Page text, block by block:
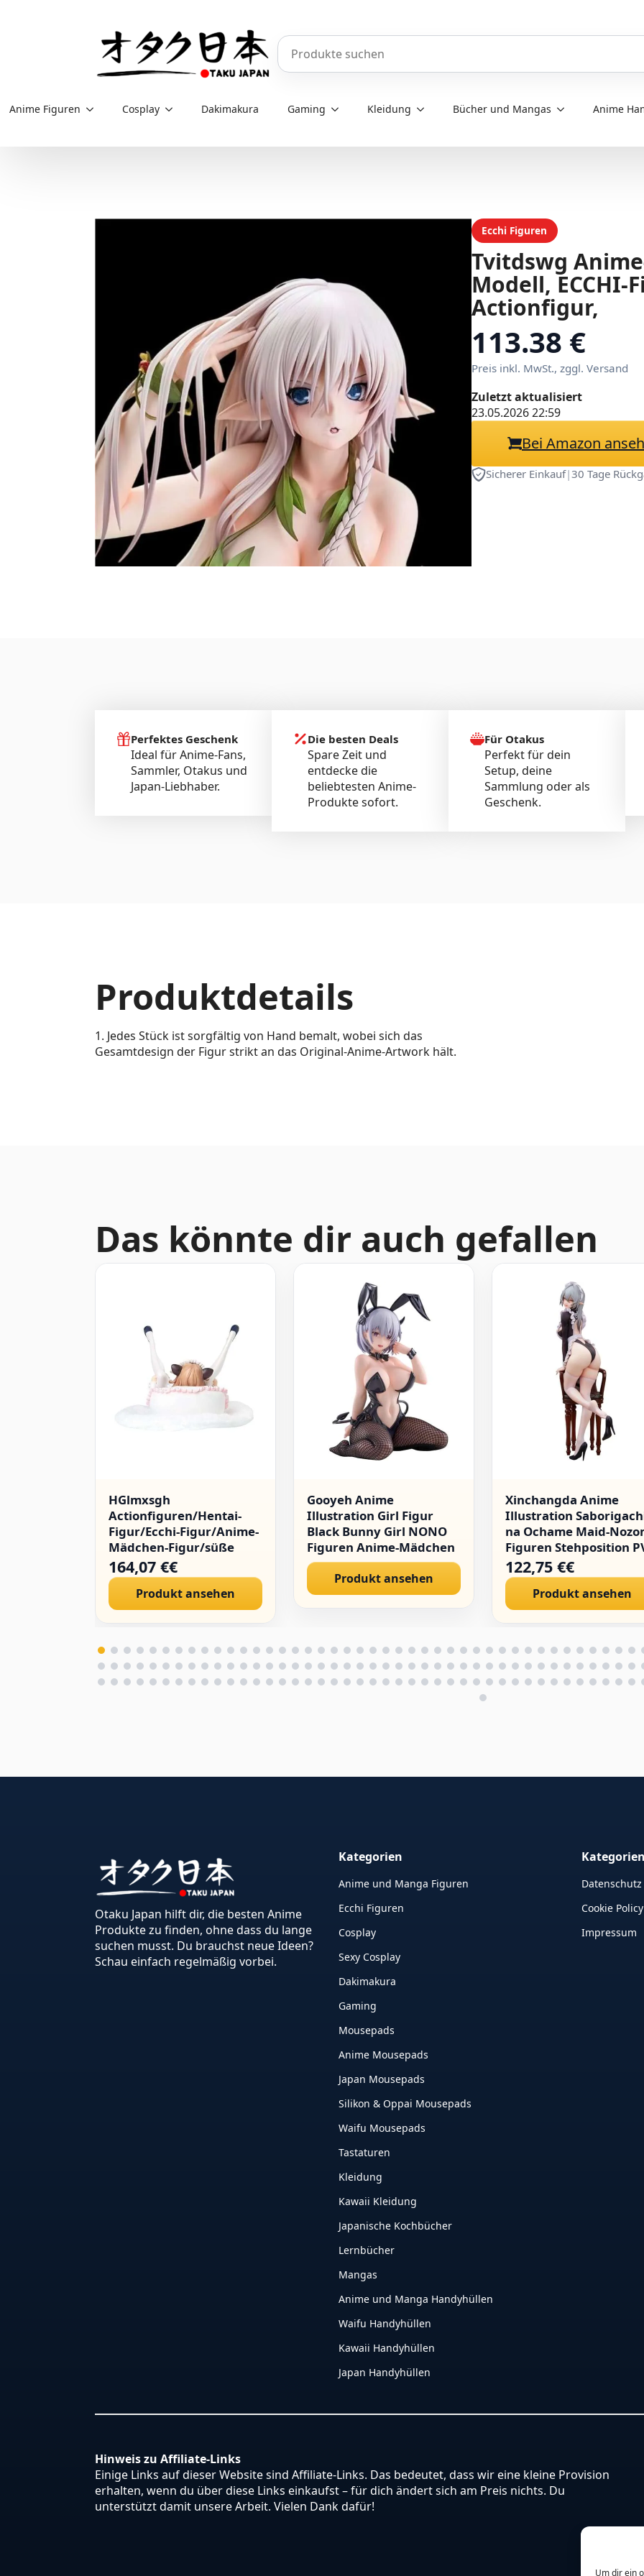
Um dir ein
Produkte durchsuchen
Anime Figuren Cosplay Dakimakura Gaming Kleidung Bücher und Mangas Anime
Ecchi Figuren
Tvitdswg
Modell, ECCHI-
Actionfigur,
(abnehmbare
113.38 €
Preis inkl. MwSt., zggl. Versand
Zuletzt aktualisiert
23.05.2026 22:59
Bei Amazon
Sicherer Einkauf|30 Tage
Perfektes Geschenk
Ideal für Anime-Fans,
Sammler, Otakus und
Japan-Liebhaber.
Die besten Deals
Spare Zeit und
entdecke die
beliebtesten Anime-
Produkte sofort.
Für Otakus
Perfekt für dein
Setup, deine
Sammlung oder als
Geschenk.
Produktdetails
1. Jedes Stück ist sorgfältig von Hand bemalt, wobei sich das
Gesamtdesign der Figur strikt an das Original-Anime-Artwork hält.
Das könnte dir auch gefallen
HGlmxsgh
Actionfiguren/Hentai-
Figur/Ecchi-Figur/Anime-
Mädchen-Figur/süße
Puppe/Spielzeugfigur/Cartoon-
Sammlung/abnehmbare
Kleidung/Sammlerstücke/PVC/1/4.
(Hard Chest)
164,07 €€
Produkt ansehen
Gooyeh Anime
Illustration Girl Figur
Black Bunny Girl NONO
Figuren Anime-Mädchen
Manga Character Model
Statue Kniendes Desktop
Dekoration
Sammlerstücke Geschenk
Produkt ansehen
Xinchangda Anime
Illustration
na Ochame Maid-
Figuren Stehposition
Modell Original Malerei
Figur Ornamente
Desktop Dekoration
122,75 €€
Produkt ansehen
Otaku Japan hilft dir, die besten Anime
Produkte zu finden, ohne dass du lange
suchen musst. Du brauchst neue Ideen?
Schau einfach regelmäßig vorbei.
Kategorien
Anime und Manga Figuren
Ecchi Figuren
Cosplay
Sexy Cosplay
Dakimakura
Gaming
Mousepads
Anime Mousepads
Japan Mousepads
Silikon & Oppai Mousepads
Waifu Mousepads
Tastaturen
Kleidung
Kawaii Kleidung
Japanische Kochbücher
Lernbücher
Mangas
Anime und Manga Handyhüllen
Waifu Handyhüllen
Kawaii Handyhüllen
Japan Handyhüllen
Kategorien
Datenschutz
Cookie
Impressum
Hinweis zu Affiliate-Links
Einige Links auf dieser Website sind Affiliate-Links. Das bedeutet, dass wir eine kleine Provision
erhalten, wenn du über diese Links einkaufst – für dich ändert sich am Preis nichts. Du
unterstützt damit unsere Arbeit. Vielen Dank dafür!